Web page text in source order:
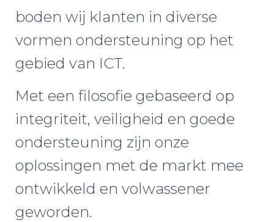
boden wij klanten in diverse
vormen ondersteuning op het
gebied van ICT.
Met een filosofie gebaseerd op
integriteit, veiligheid en goede
ondersteuning zijn onze
oplossingen met de markt mee
ontwikkeld en volwassener
geworden.